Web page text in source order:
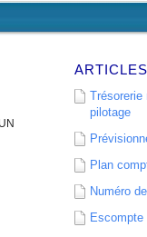
pilotage
Plan
Numéro